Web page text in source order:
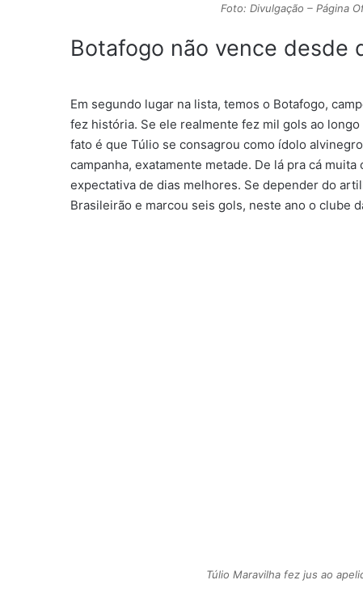
Foto: Divulgação – Página
Botafogo não vence desde
Em segundo lugar na lista, temos o Botafogo,
fez história. Se ele realmente fez mil gols ao
fato é que Túlio se consagrou como ídolo
campanha, exatamente metade. De lá pra cá
expectativa de dias melhores. Se depender do
Brasileirão e marcou seis gols, neste ano o clube
Túlio Maravilha fez jus ao